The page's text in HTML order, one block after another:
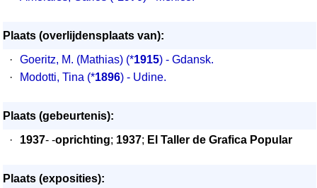
Plaats (overlijdensplaats van):
·
Goeritz, M. (Mathias) (*1915) - Gdansk.
·
Modotti, Tina (*1896) - Udine.
Plaats (gebeurtenis):
·
1937- -oprichting; 1937; El Taller de Grafica Popular
Plaats (exposities):